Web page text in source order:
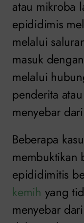
atau mikroba
epididimis
melalui
masuk
melalui
penderita
menyebar
Beberapa
membuktikan
epididimitis
kemih yang
menyebar